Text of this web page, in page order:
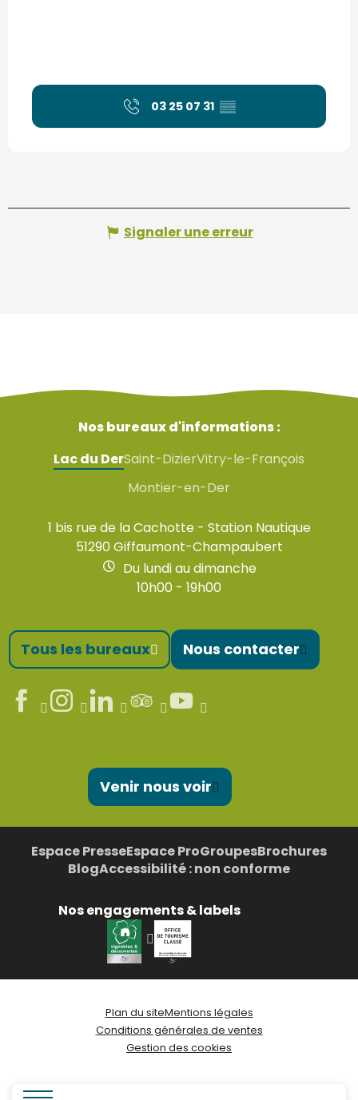
03 25 07 31 ▒▒
Signaler une erreur
Nos bureaux d'informations :
Lac du DerSaint-DizierVitry-le-François
Montier-en-Der
1 bis rue de la Cachotte - Station Nautique
51290 Giffaumont-Champaubert
Du lundi au dimanche
10h00 - 19h00
Tous les bureaux Nous contacter
Venir nous voir
Espace PresseEspace ProGroupesBrochures
BlogAccessibilité : non conforme
Nos engagements & labels
Plan du siteMentions légales
Conditions générales de ventes
Gestion des cookies